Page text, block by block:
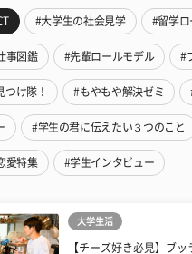
#大学生の社会見学 #留学ロ
事図鑑 #先輩ロールモデル #
つけ隊！ #もやもや解決ゼミ
#学生の君に伝えたい３つのこと
愛特集 #学生インタビュー
大学生活
【チーズ好き必見】ブ